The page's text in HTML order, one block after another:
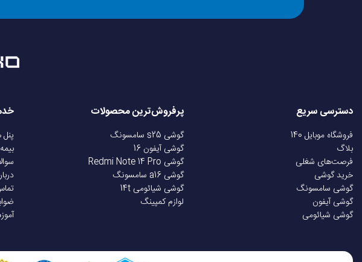
دسترسی سریع
فروشگاه موبایل 140
بلاگ
فرصت‌های شغلی
خرید گوشی
گوشی سامسونگ
گوشی آیفون
گوشی شیائومی
پرفروش‌ترین محصولات
گوشی s25 سامسونگ
گوشی آیفون 16
گوشی Redmi Note 14 Pro
گوشی a16 سامسونگ
گوشی شیائومی 14t
لوازم کمپینگ